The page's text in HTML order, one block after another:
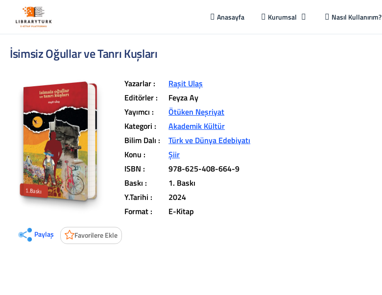
Anasayfa Kurumsal Nasıl Kullanırım?
İsimsiz Oğullar ve Tanrı Kuşları
1.Baskı
L
ib
r
a
r
y
t
ü
r
k
lit
e
r
a
t
ü
r
a
v
u
c
u
n
u
z
u
n
iç
in
d
e
Paylaş Favorilere Ekle
Yazarlar :
Raşit Ulaş
Editörler :
Feyza Ay
Yayımcı :
Ötüken Neşriyat
Kategori :
Akademik Kültür
Bilim Dalı :
Türk ve Dünya Edebiyatı
Konu :
Şiir
ISBN :
978-625-408-664-9
Baskı :
1. Baskı
Y.Tarihi :
2024
Format :
E-Kitap